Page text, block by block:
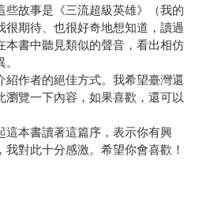
些故事是《三流超級英雄》（我的
期待、也很好奇地想知道，讀過
本書中聽見類似的聲音，看出相仿
紹作者的絕佳方式。我希望臺灣還
覽一下內容，如果喜歡，還可以
這本書讀著這篇序，表示你有興
對此十分感激。希望你會喜歡！